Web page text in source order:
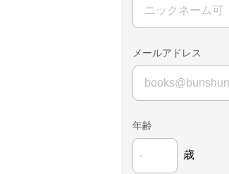
メールアドレス
年齢
歳